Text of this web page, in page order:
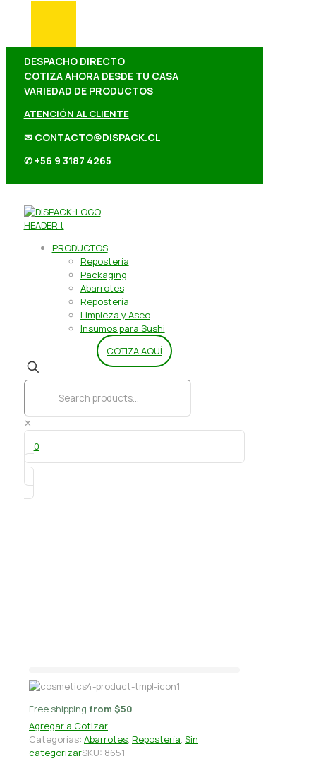
DESPACHO DIRECTO
COTIZA AHORA DESDE TU CASA
VARIEDAD DE PRODUCTOS
ATENCIÓN AL CLIENTE
✉ CONTACTO@DISPACK.CL
✆ +56 9 3187 4265
PRODUCTOS
Repostería
Packaging
Abarrotes
Repostería
Limpieza y Aseo
Insumos para Sushi
COTIZA AQUÍ
✕
0
Free shipping from $50
Agregar a Cotizar
Categorías: Abarrotes, Repostería, Sin
categorizarSKU: 8651